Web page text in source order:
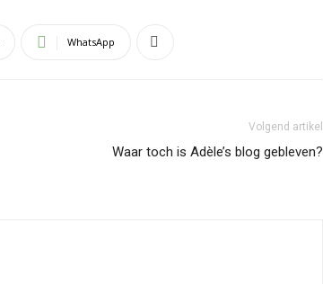
WhatsApp
Volgend artikel
Waar toch is Adèle’s blog gebleven?